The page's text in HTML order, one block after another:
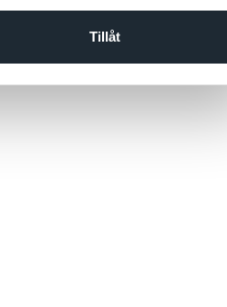
Tillåt